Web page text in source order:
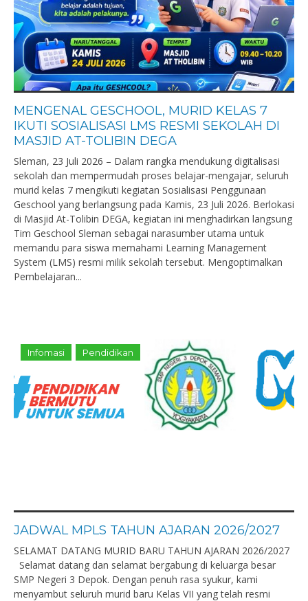
MENGENAL GESCHOOL, MURID KELAS 7
IKUTI SOSIALISASI LMS RESMI SEKOLAH DI
MASJID AT-TOLIBIN DEGA
Sleman, 23 Juli 2026 – Dalam rangka mendukung digitalisasi
sekolah dan mempermudah proses belajar-mengajar, seluruh
murid kelas 7 mengikuti kegiatan Sosialisasi Penggunaan
Geschool yang berlangsung pada Kamis, 23 Juli 2026. Berlokasi
di Masjid At-Tolibin DEGA, kegiatan ini menghadirkan langsung
Tim Geschool Sleman sebagai narasumber utama untuk
memandu para siswa memahami Learning Management
System (LMS) resmi milik sekolah tersebut. Mengoptimalkan
Pembelajaran...
Infomasi Pendidikan
JADWAL MPLS TAHUN AJARAN 2026/2027
SELAMAT DATANG MURID BARU TAHUN AJARAN 2026/2027
Selamat datang dan selamat bergabung di keluarga besar
SMP Negeri 3 Depok. Dengan penuh rasa syukur, kami
menyambut seluruh murid baru Kelas VII yang telah resmi